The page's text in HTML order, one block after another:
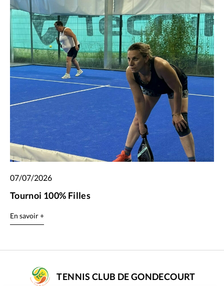
07/07/2026
Tournoi 100% Filles
En savoir +
TENNIS CLUB DE GONDECOURT